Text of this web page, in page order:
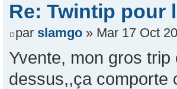
Re: Twintip pour
par slamgo » Mar 17 Oct
Yvente, mon gros
dessus,,ça comporte